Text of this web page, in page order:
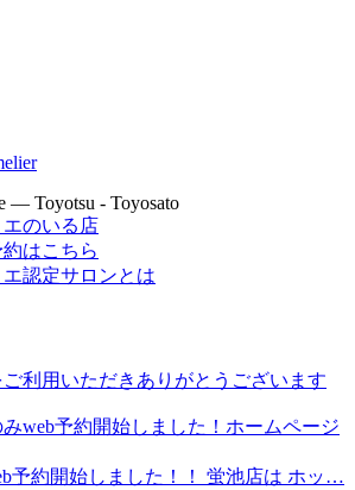
— Toyotsu - Toyosato
ご利用いただきありがとうございます
みweb予約開始しました！ホームページ
予約開始しました！！ 蛍池店は ホッ…